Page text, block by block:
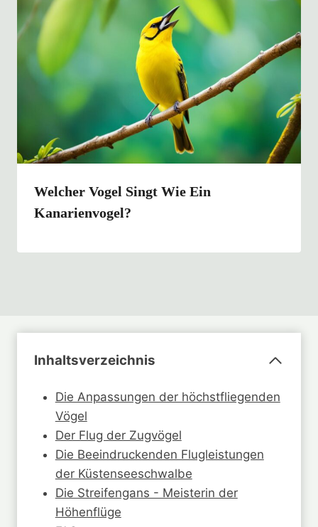
Welcher Vogel Singt Wie Ein
Kanarienvogel?
Inhaltsverzeichnis
Die Anpassungen der höchstfliegenden
Vögel
Der Flug der Zugvögel
Die Beeindruckenden Flugleistungen
der Küstenseeschwalbe
Die Streifengans - Meisterin der
Höhenflüge